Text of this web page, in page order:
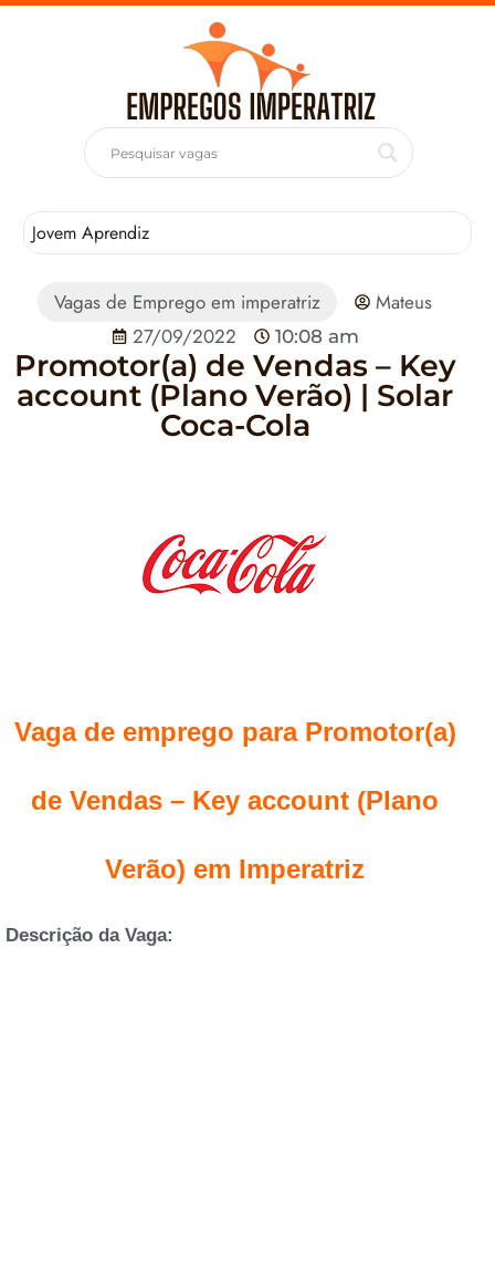
Jovem Aprendiz
Vagas de Emprego em imperatriz
Mateus
27/09/2022
10:08 am
Promotor(a) de Vendas – Key
account (Plano Verão) | Solar
Coca-Cola
Vaga de emprego para Promotor(a)
de Vendas – Key account (Plano
Verão) em Imperatriz
Descrição da Vaga: